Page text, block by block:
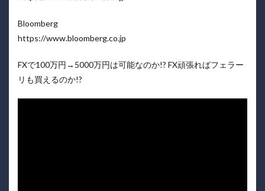
Bloomberg
https://www.bloomberg.co.jp
FXで100万円→5000万円は可能なのか!? FX頑張ればフェラー
リも買えるのか!?